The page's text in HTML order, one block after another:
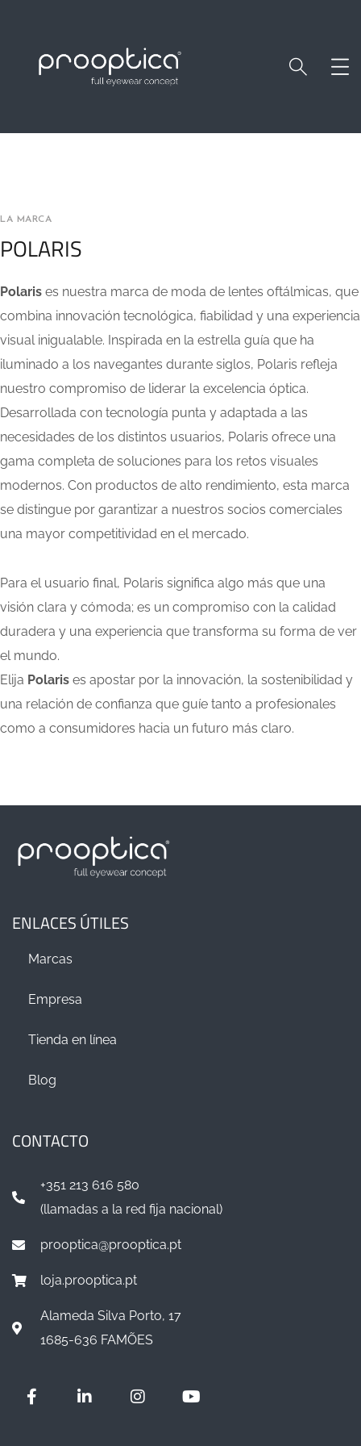
LA MARCA
POLARIS
Polaris es nuestra marca de moda de lentes oftálmicas, que
combina innovación tecnológica, fiabilidad y una experiencia
visual inigualable. Inspirada en la estrella guía que ha
iluminado a los navegantes durante siglos, Polaris refleja
nuestro compromiso de liderar la excelencia óptica.
Desarrollada con tecnología punta y adaptada a las
necesidades de los distintos usuarios, Polaris ofrece una
gama completa de soluciones para los retos visuales
modernos. Con productos de alto rendimiento, esta marca
se distingue por garantizar a nuestros socios comerciales
una mayor competitividad en el mercado.
Para el usuario final, Polaris significa algo más que una
visión clara y cómoda; es un compromiso con la calidad
duradera y una experiencia que transforma su forma de ver
el mundo.
Elija Polaris es apostar por la innovación, la sostenibilidad y
una relación de confianza que guíe tanto a profesionales
como a consumidores hacia un futuro más claro.
ENLACES ÚTILES
Marcas
Empresa
Tienda en línea
Blog
CONTACTO
+351 213 616 580
(llamadas a la red fija nacional)
prooptica@prooptica.pt
loja.prooptica.pt
Alameda Silva Porto, 17
1685-636 FAMÕES